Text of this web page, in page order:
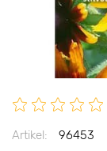
Artikel:
96453